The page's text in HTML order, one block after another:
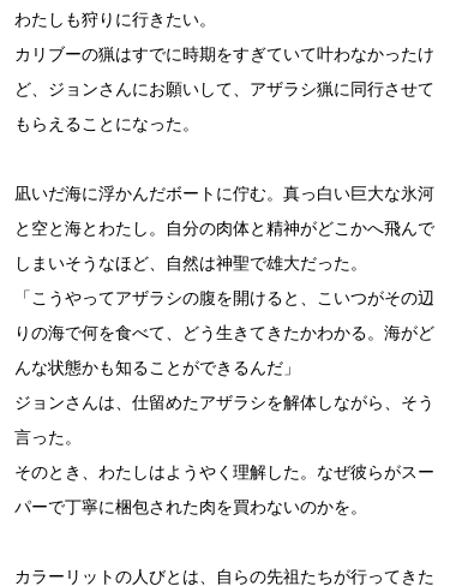
わたしも狩りに行きたい。
カリブーの猟はすでに時期をすぎていて叶わなかったけ
ど、ジョンさんにお願いして、アザラシ猟に同行させて
もらえることになった。
凪いだ海に浮かんだボートに佇む。真っ白い巨大な氷河
と空と海とわたし。自分の肉体と精神がどこかへ飛んで
しまいそうなほど、自然は神聖で雄大だった。
「こうやってアザラシの腹を開けると、こいつがその辺
りの海で何を食べて、どう生きてきたかわかる。海がど
んな状態かも知ることができるんだ」
ジョンさんは、仕留めたアザラシを解体しながら、そう
言った。
そのとき、わたしはようやく理解した。なぜ彼らがスー
パーで丁寧に梱包された肉を買わないのかを。
カラーリットの人びとは、自らの先祖たちが行ってきた